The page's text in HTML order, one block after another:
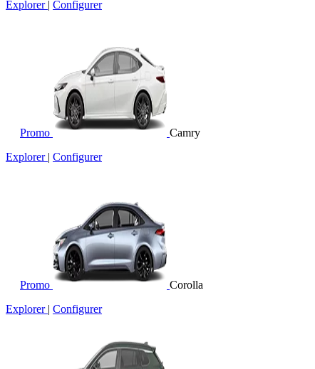
Explorer | Configurer
Promo
Camry
Explorer | Configurer
Promo
Corolla
Explorer | Configurer